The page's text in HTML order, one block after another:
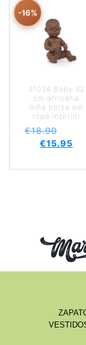
-16%
31034 Baby 32
cm africana
niña bolsa sin
ropa interior
€18.90
€15.95